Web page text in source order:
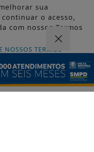
sua
o acesso,
com nossos Termos
NOSSOS TERMOS